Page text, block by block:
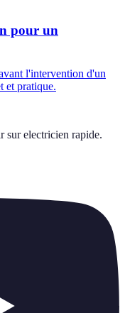
pour un
l'intervention d'un
et pratique.
sur electricien rapide.